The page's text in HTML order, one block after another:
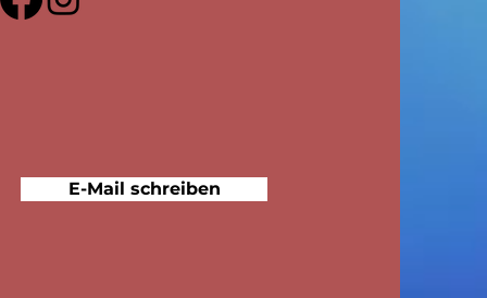
E-Mail schreiben